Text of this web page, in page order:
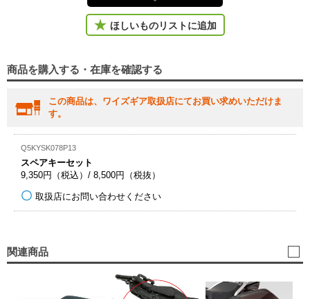
ほしいものリストに追加
商品を購入する・在庫を確認する
この商品は、ワイズギア取扱店にてお買い求めいただけま
す。
Q5KYSK078P13
スペアキーセット
9,350円（税込）/ 8,500円（税抜）
取扱店にお問い合わせください
関連商品